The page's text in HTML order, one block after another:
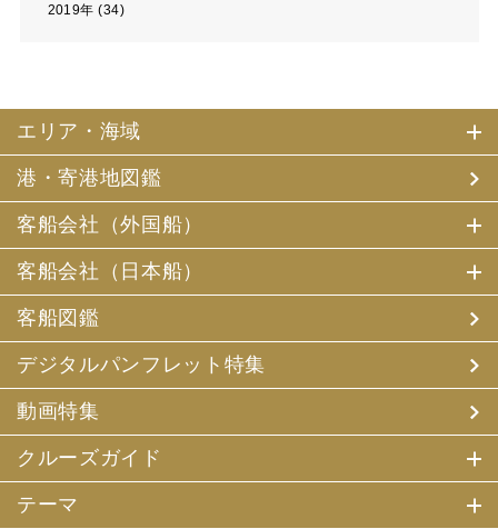
2019年 (34)
エリア・海域
港・寄港地図鑑
客船会社（外国船）
客船会社（日本船）
客船図鑑
デジタルパンフレット特集
動画特集
クルーズガイド
テーマ